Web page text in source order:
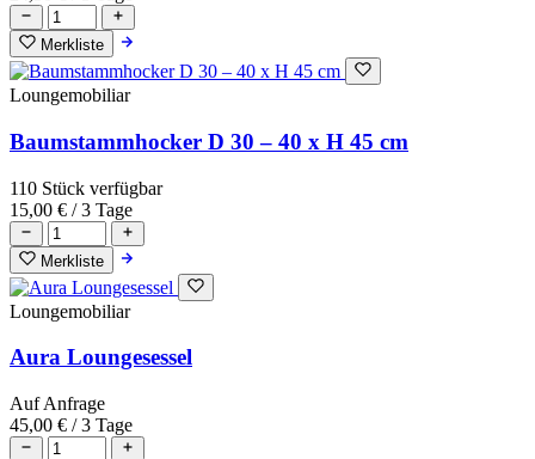
Merkliste
Loungemobiliar
Baumstammhocker D 30 – 40 x H 45 cm
110 Stück verfügbar
15,00 € / 3 Tage
Merkliste
Loungemobiliar
Aura Loungesessel
Auf Anfrage
45,00 € / 3 Tage